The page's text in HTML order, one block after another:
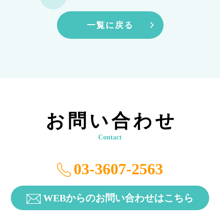
一覧に戻る
お問い合わせ
Contact
03-3607-2563
WEBからのお問い合わせはこちら